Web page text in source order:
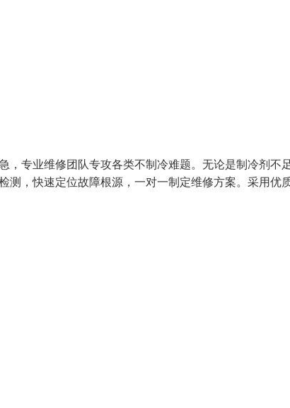
，专业维修团队专攻各类不制冷难题。无论是制冷剂不
，快速定位故障根源，一对一制定维修方案。采用优